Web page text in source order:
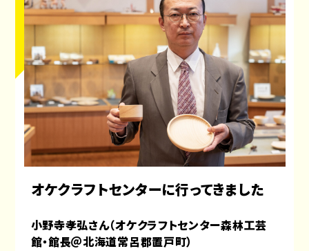
オケクラフトセンターに行ってきました
小野寺孝弘さん（オケクラフトセンター森林工芸
館・館長＠北海道常呂郡置戸町）